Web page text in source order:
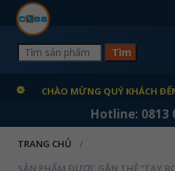
CHÀO MỪNG QUÝ KHÁCH
Hotline: 0813
TRANG CHỦ
SẢN PHẨM ĐƯỢC GẮN THẺ “TAY